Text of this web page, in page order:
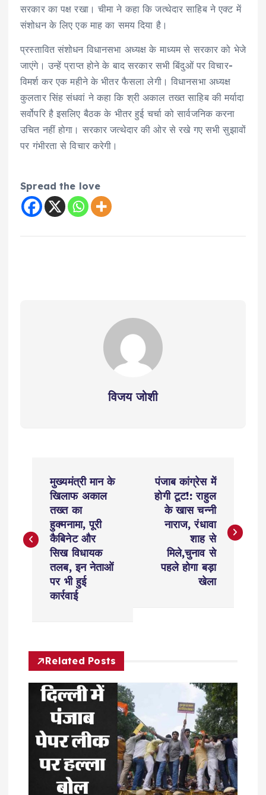
सरकार का पक्ष रखा। चीमा ने कहा कि जत्थेदार साहिब ने एक्ट में
संशोधन के लिए एक माह का समय दिया है।
प्रस्तावित संशोधन विधानसभा अध्यक्ष के माध्यम से सरकार को भेजे
जाएंगे। उन्हें प्राप्त होने के बाद सरकार सभी बिंदुओं पर विचार-
विमर्श कर एक महीने के भीतर फैसला लेगी। विधानसभा अध्यक्ष
कुलतार सिंह संधवां ने कहा कि श्री अकाल तख्त साहिब की मर्यादा
सर्वोपरि है इसलिए बैठक के भीतर हुई चर्चा को सार्वजनिक करना
उचित नहीं होगा। सरकार जत्थेदार की ओर से रखे गए सभी सुझावों
पर गंभीरता से विचार करेगी।
Spread the love
विजय जोशी
s
v
a
मुख्यमंत्री मान के
खिलाफ अकाल
तख्त का
हुक्मनामा, पूरी
कैबिनेट और
सिख विधायक
तलब, इन नेताओं
पर भी हुई
कार्रवाई
पंजाब कांग्रेस में
होगी टूट!: राहुल
के खास चन्नी
नाराज, रंधावा
शाह से
मिले,चुनाव से
पहले होगा बड़ा
खेला
Related Posts